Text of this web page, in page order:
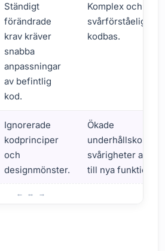
Ständigt
förändrade
krav kräver
snabba
anpassningar
av befintlig
kod.
Komplex och
svårförståelig
kodbas.
Ignorerade
kodprinciper
och
designmönster.
Ökade
svårigheter att
till nya funktioner.